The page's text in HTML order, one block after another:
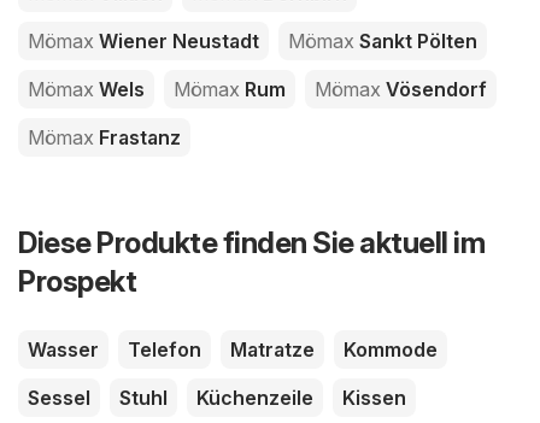
Mömax Wiener Neustadt Mömax Sankt Pölten
Mömax Wels Mömax Rum Mömax Vösendorf
Mömax Frastanz
Diese Produkte finden Sie aktuell im
Prospekt
Wasser Telefon Matratze
Kommode
Sessel
Stuhl Küchenzeile
Kissen